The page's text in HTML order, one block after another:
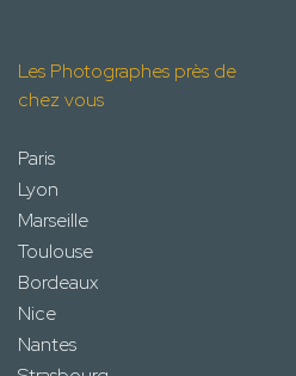
Les Photographes près de
chez vous
Paris
Lyon
Marseille
Toulouse
Bordeaux
Nice
Nantes